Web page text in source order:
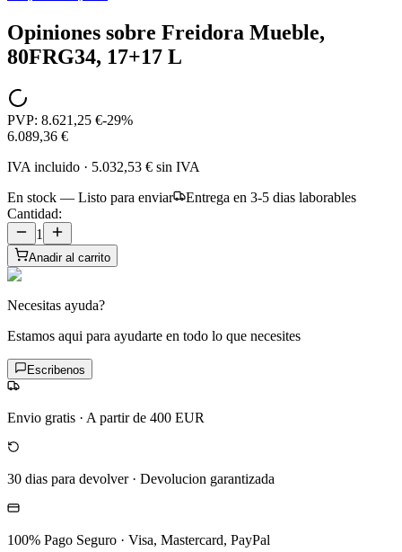
Opiniones sobre Freidora Mueble,
80FRG34, 17+17 L
PVP: 8.621,25 €-29%
6.089,36 €
IVA incluido · 5.032,53 € sin IVA
En stock — Listo para enviar
Entrega en 3-5 dias laborables
Cantidad:
1
Anadir al carrito
Necesitas ayuda?
Estamos aqui para ayudarte en todo lo que necesites
Escribenos
Envio gratis · A partir de 400 EUR
30 dias para devolver· Devolucion garantizada
100% Pago Seguro · Visa, Mastercard, PayPal